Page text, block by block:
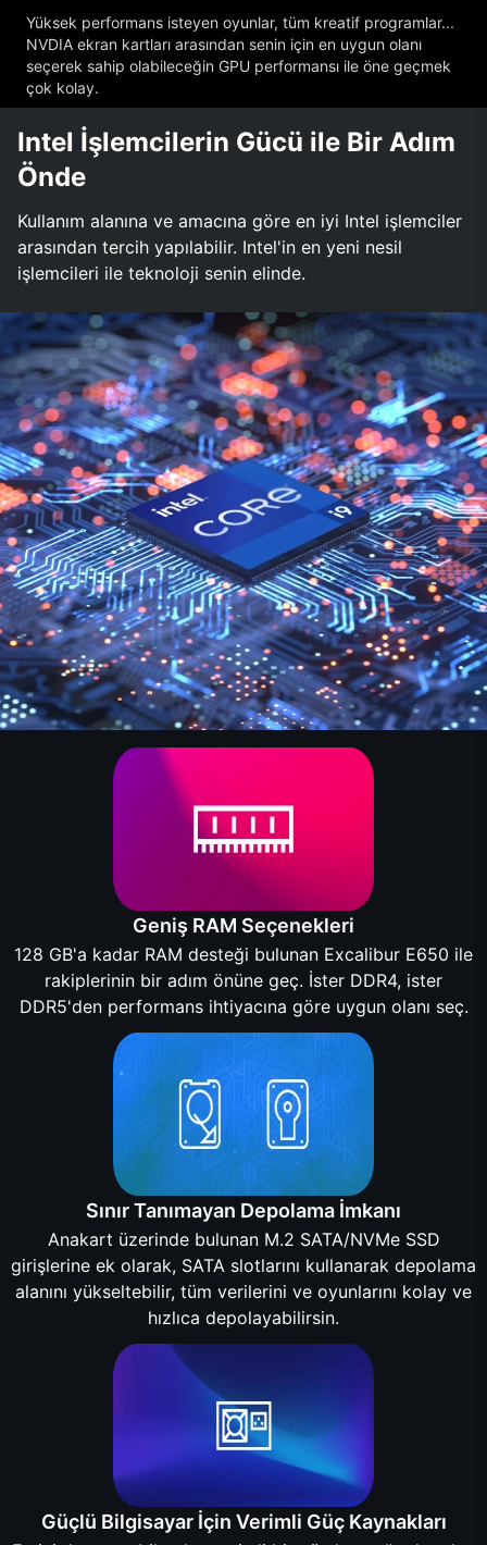
Yüksek performans isteyen oyunlar, tüm kreatif programlar...
NVDIA ekran kartları arasından senin için en uygun olanı
seçerek sahip olabileceğin GPU performansı ile öne geçmek
çok kolay.
Intel İşlemcilerin Gücü ile Bir Adım
Önde
Kullanım alanına ve amacına göre en iyi Intel işlemciler
arasından tercih yapılabilir. Intel'in en yeni nesil
işlemcileri ile teknoloji senin elinde.
Geniş RAM Seçenekleri
128 GB'a kadar RAM desteği bulunan Excalibur E650 ile
rakiplerinin bir adım önüne geç. İster DDR4, ister
DDR5'den performans ihtiyacına göre uygun olanı seç.
Sınır Tanımayan Depolama İmkanı
Anakart üzerinde bulunan M.2 SATA/NVMe SSD
girişlerine ek olarak, SATA slotlarını kullanarak depolama
alanını yükseltebilir, tüm verilerini ve oyunlarını kolay ve
hızlıca depolayabilirsin.
Güçlü Bilgisayar İçin Verimli Güç Kaynakları